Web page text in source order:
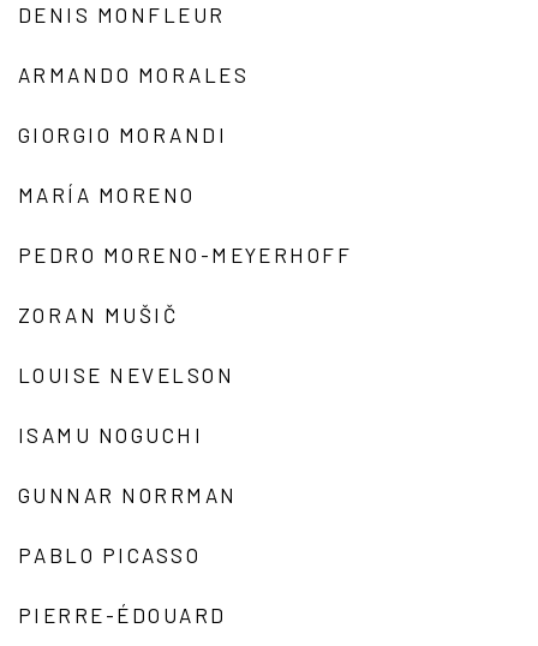
DENIS MONFLEUR
ARMANDO MORALES
GIORGIO MORANDI
MARÍA MORENO
PEDRO MORENO-MEYERHOFF
ZORAN MUŠIČ
LOUISE NEVELSON
ISAMU NOGUCHI
GUNNAR NORRMAN
PABLO PICASSO
PIERRE-ÉDOUARD